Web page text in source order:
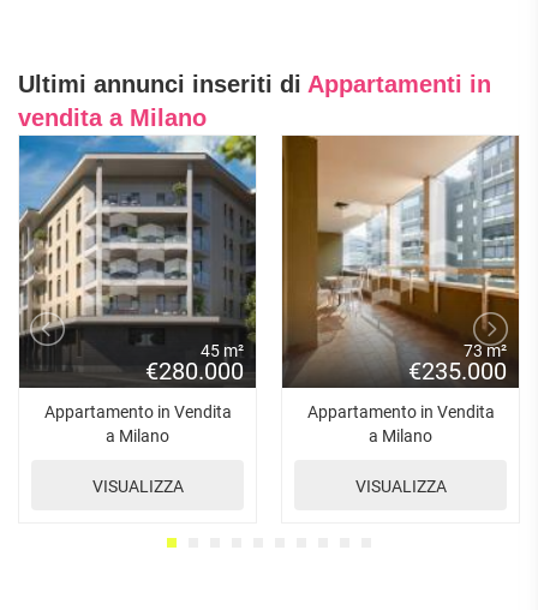
Ultimi annunci inseriti di Appartamenti in
vendita a Milano
45 m²
€280.000
Appartamento in Vendita
a Milano
VISUALIZZA
73 m²
€235.000
Appartamento in Vendita
a Milano
VISUALIZZA